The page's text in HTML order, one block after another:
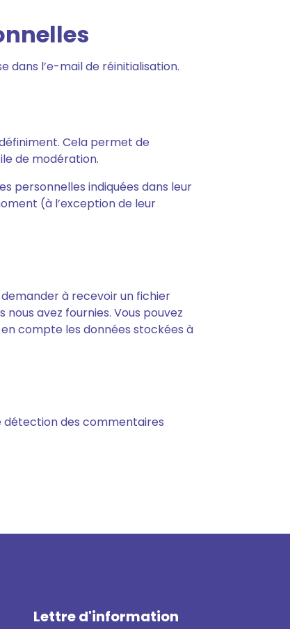
dans l’e-mail de réinitialisation.
Cela permet de
de modération.
personnelles indiquées dans leur
(à l’exception de leur
demander à recevoir un fichier
avez fournies. Vous pouvez
compte les données stockées à
détection des commentaires
Lettre d'information